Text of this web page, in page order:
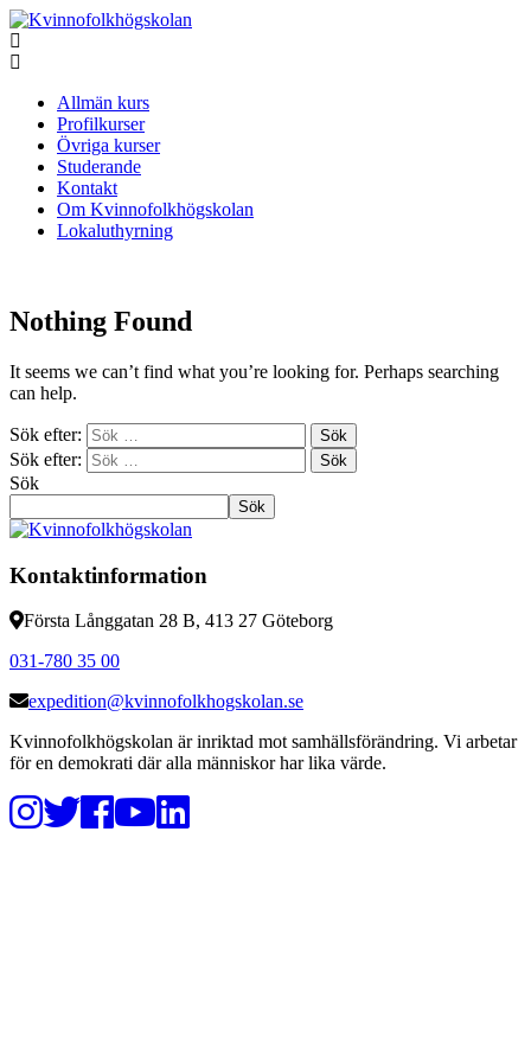
Allmän kurs
Profilkurser
Övriga kurser
Studerande
Kontakt
Om Kvinnofolkhögskolan
Lokaluthyrning
Nothing Found
It seems we can’t find what you’re looking for. Perhaps searching
can help.
Sök efter:
Sök efter:
Sök
Sök
Kontaktinformation
Första Långgatan 28 B, 413 27 Göteborg
031-780 35 00
expedition@kvinnofolkhogskolan.se
Kvinnofolkhögskolan är inriktad mot samhällsförändring. Vi arbetar
för en demokrati där alla människor har lika värde.